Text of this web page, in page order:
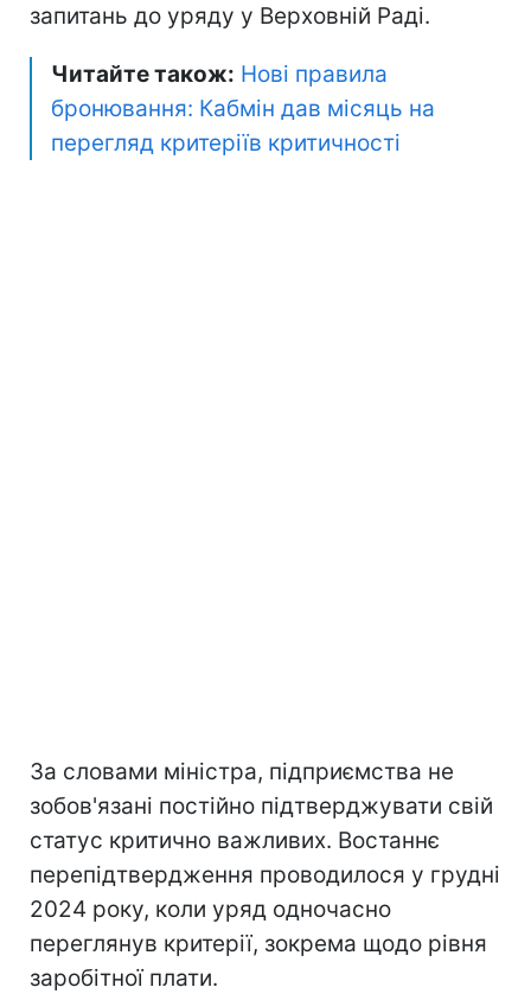
запитань до уряду у Верховній Раді.
Читайте також: Нові правила
бронювання: Кабмін дав місяць на
перегляд критеріїв критичності
За словами міністра, підприємства не
зобов'язані постійно підтверджувати свій
статус критично важливих. Востаннє
перепідтвердження проводилося у грудні
2024 року, коли уряд одночасно
переглянув критерії, зокрема щодо рівня
заробітної плати.